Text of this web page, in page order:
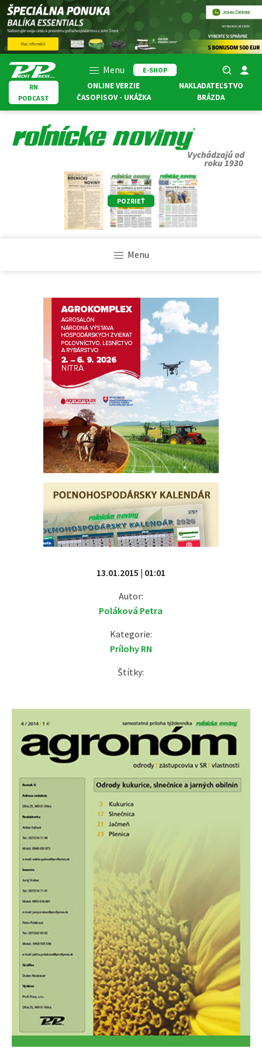
Menu
E-SHOP
RN
PODCAST
ONLINE VERZIE
ČASOPISOV - UKÁŽKA
NAKLADATEĽSTVO
BRÁZDA
POZRIEŤ
Menu
13.01.2015 | 01:01
Autor:
Poláková Petra
Kategorie:
Prílohy RN
Štítky: